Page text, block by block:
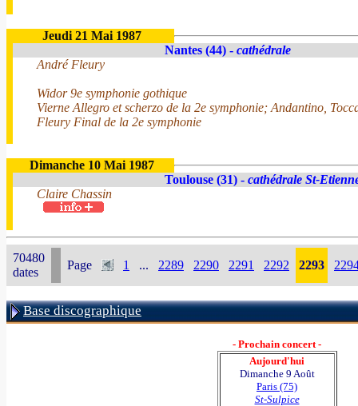
Jeudi 21 Mai 1987
Nantes (44) - cathédrale
André Fleury
Widor 9e symphonie gothique
Vierne Allegro et scherzo de la 2e symphonie; Andantino,
Fleury Final de la 2e symphonie
Dimanche 10 Mai 1987
Toulouse (31) - cathédrale St-
Claire Chassin
70480
dates
Page 1 ... 2289 2290 2291 2292 2293
Base discographique
- Prochain concert -
Aujourd'hui
Dimanche 9 Août
Paris (75)
St-Sulpice